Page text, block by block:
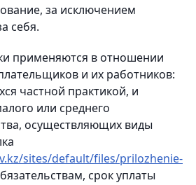
за исключением
себя.
применяются в отношении
и их работников:
частной практикой, и
или среднего
осуществляющих виды
sites/default/files/prilozhenie-
срок уплаты